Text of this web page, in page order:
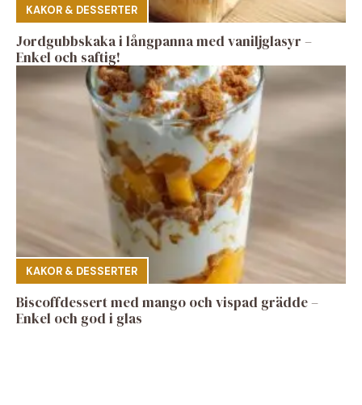
KAKOR & DESSERTER
Jordgubbskaka i långpanna med vaniljglasyr –
Enkel och saftig!
KAKOR & DESSERTER
Biscoffdessert med mango och vispad grädde –
Enkel och god i glas